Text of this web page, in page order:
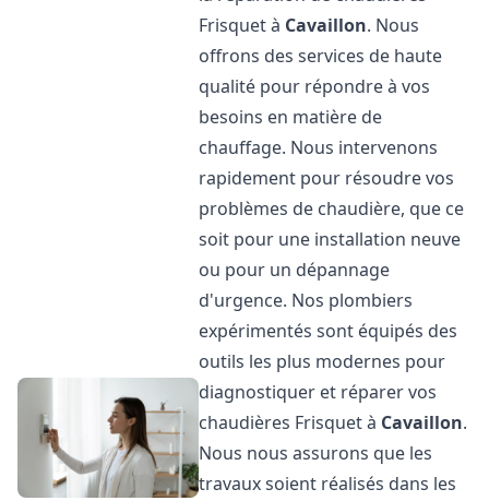
Frisquet à Cavaillon. Nous
offrons des services de haute
qualité pour répondre à vos
besoins en matière de
chauffage. Nous intervenons
rapidement pour résoudre vos
problèmes de chaudière, que ce
soit pour une installation neuve
ou pour un dépannage
d'urgence. Nos plombiers
expérimentés sont équipés des
outils les plus modernes pour
diagnostiquer et réparer vos
chaudières Frisquet à Cavaillon.
Nous nous assurons que les
travaux soient réalisés dans les